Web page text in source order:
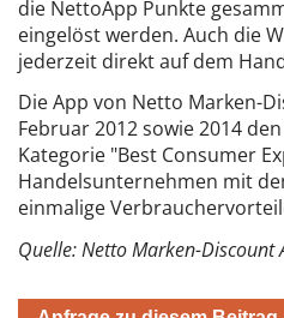
die NettoApp Punkte
eingelöst werden. Auch die
jederzeit direkt auf dem
Die App von Netto Marken-
Februar 2012 sowie 2014
Kategorie "Best Consumer
Handelsunternehmen mit
einmalige
Quelle: Netto Marken-Discount